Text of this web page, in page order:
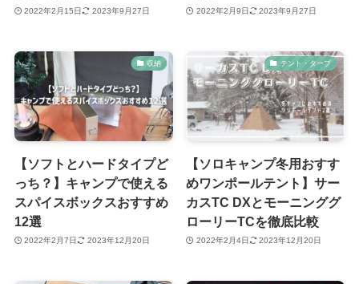
2022年2月15日 2023年9月27日 2022年2月9日 2023年9月27日
収納
【ソフトとハードタイプど
っち？】キャンプで使える
スパイスボックスおすすめ
12選
2022年2月7日 2023年12月20日
テント・タープ
【ソロキャンプ冬用おすす
めワンポールテント】サー
カスTC DXとモーニンググ
ローリーTCを徹底比較
2022年2月4日 2023年12月20日